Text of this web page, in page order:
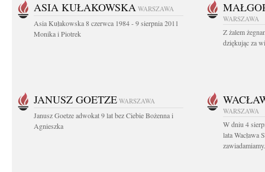
ASIA KUŁAKOWSKA WARSZAWA
Asia Kułakowska 8 czerwca 1984 - 9 sierpnia 2011
Monika i Piotrek
WARSZAWA
Z żalem
dziękując za
JANUSZ GOETZE WARSZAWA
Janusz Goetze adwokat 9 lat bez Ciebie Bożenna i
Agnieszka
WARSZAWA
W dniu 4
lata Wacława